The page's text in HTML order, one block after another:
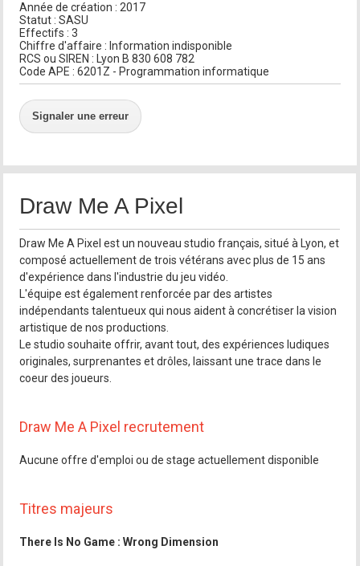
Année de création : 2017
Statut : SASU
Effectifs : 3
Chiffre d'affaire : Information indisponible
RCS ou SIREN : Lyon B 830 608 782
Code APE : 6201Z - Programmation informatique
Signaler une erreur
Draw Me A Pixel
Draw Me A Pixel est un nouveau studio français, situé à Lyon, et
composé actuellement de trois vétérans avec plus de 15 ans
d'expérience dans l'industrie du jeu vidéo.
L'équipe est également renforcée par des artistes
indépendants talentueux qui nous aident à concrétiser la vision
artistique de nos productions.
Le studio souhaite offrir, avant tout, des expériences ludiques
originales, surprenantes et drôles, laissant une trace dans le
coeur des joueurs.
Draw Me A Pixel recrutement
Aucune offre d'emploi ou de stage actuellement disponible
Titres majeurs
There Is No Game : Wrong Dimension